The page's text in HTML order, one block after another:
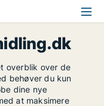
overblik over de
behøver du kun
dine nye
at maksimere